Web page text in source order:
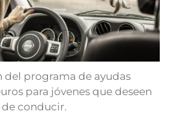
del programa de ayudas
para jóvenes que deseen
conducir.